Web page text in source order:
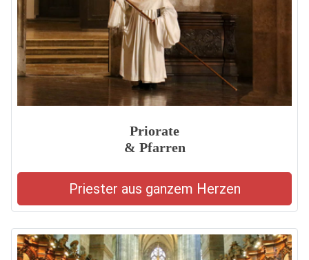
Priorate
& Pfarren
Priester aus ganzem Herzen